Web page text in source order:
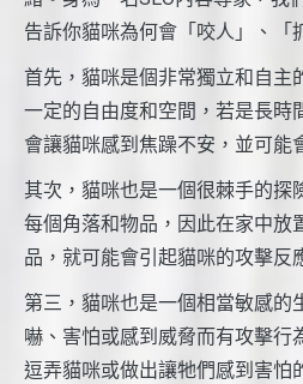
告訴你貓咪為何會「咬人」、「
首先，貓咪是個非常獨立和自主
一定的自由度和空間，若是長時
會讓貓咪感到焦躁不安，並可能
其次，貓咪也是一個很棘手的探
每個角落和物品，因此在家中放
品，就可能會引起貓咪的攻擊反
第三，貓咪也是一個相當敏感的
嚇、害怕或感到威脅而有攻擊行
逗弄貓咪或做出讓牠們感到害怕